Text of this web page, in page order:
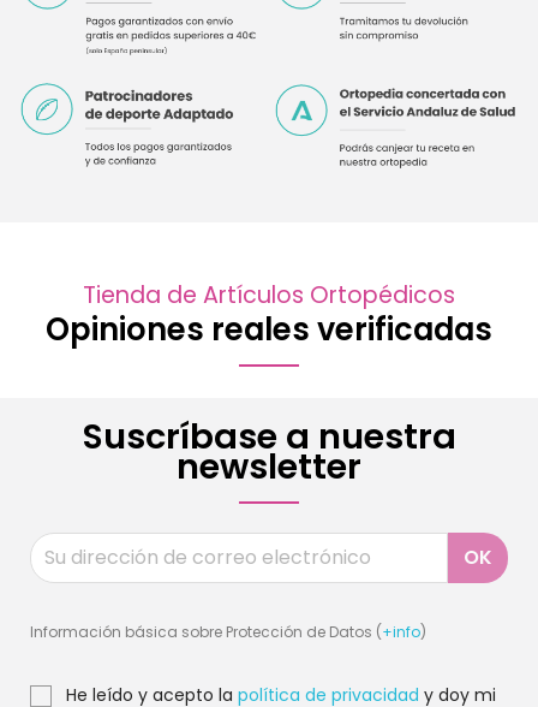
Tienda de Artículos Ortopédicos
Opiniones reales verificadas
Suscríbase a nuestra
newsletter
Información básica sobre Protección de Datos (+info)
He leído y acepto la política de privacidad y doy mi